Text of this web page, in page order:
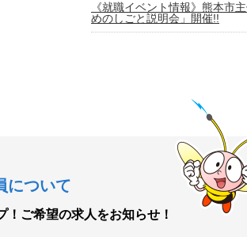
《就職イベント情報》熊本市
めのしごと説明会」開催!!
について
！ ご希望の求人をお知らせ！